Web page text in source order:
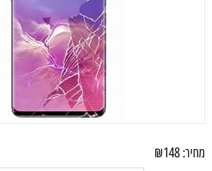
מחיר: ₪148